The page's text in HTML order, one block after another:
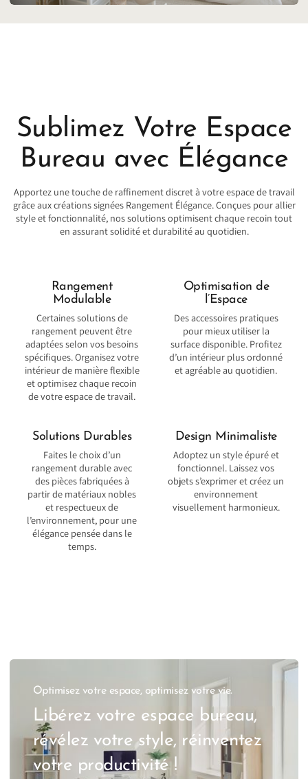
Sublimez Votre Espace
Bureau avec Élégance
Apportez une touche de raffinement discret à votre espace de travail
grâce aux créations signées Rangement Élégance. Conçues pour allier
style et fonctionnalité, nos solutions optimisent chaque recoin tout
en assurant solidité et durabilité au quotidien.
Rangement
Modulable
Certaines solutions de
rangement peuvent être
adaptées selon vos besoins
spécifiques. Organisez votre
intérieur de manière flexible
et optimisez chaque recoin
de votre espace de travail.
Optimisation de
l’Espace
Des accessoires pratiques
pour mieux utiliser la
surface disponible. Profitez
d’un intérieur plus ordonné
et agréable au quotidien.
Solutions Durables
Faites le choix d’un
rangement durable avec
des pièces fabriquées à
partir de matériaux nobles
et respectueux de
l’environnement, pour une
élégance pensée dans le
temps.
Design Minimaliste
Adoptez un style épuré et
fonctionnel. Laissez vos
objets s’exprimer et créez un
environnement
visuellement harmonieux.
Optimisez votre espace, optimisez votre vie.
Libérez votre espace bureau,
révélez votre style, réinventez
votre productivité !